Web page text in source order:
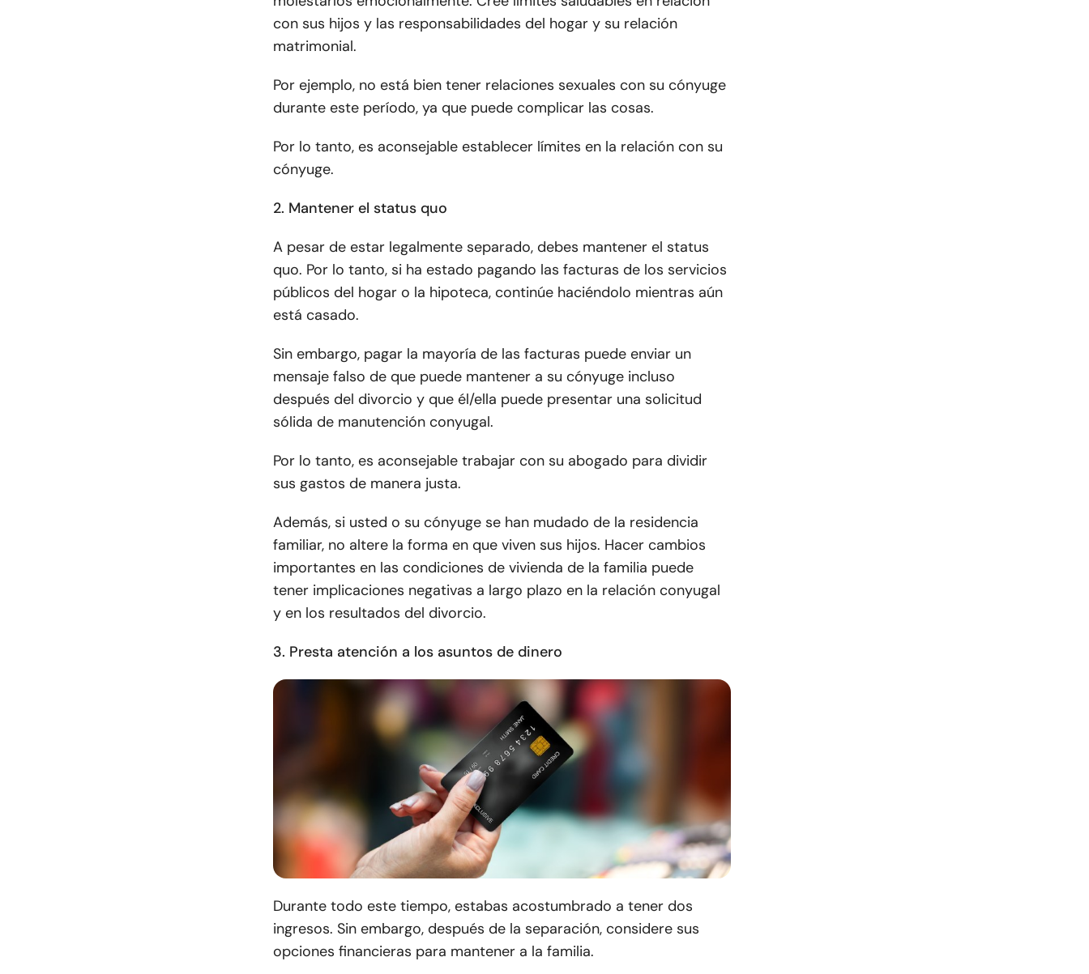
con sus hijos y las responsabilidades del hogar y su relación
matrimonial.
Por ejemplo, no está bien tener relaciones sexuales con su cónyuge
durante este período, ya que puede complicar las cosas.
Por lo tanto, es aconsejable establecer límites en la relación con su
cónyuge.
2. Mantener el status quo
A pesar de estar legalmente separado, debes mantener el status
quo. Por lo tanto, si ha estado pagando las facturas de los servicios
públicos del hogar o la hipoteca, continúe haciéndolo mientras aún
está casado.
Sin embargo, pagar la mayoría de las facturas puede enviar un
mensaje falso de que puede mantener a su cónyuge incluso
después del divorcio y que él/ella puede presentar una solicitud
sólida de manutención conyugal.
Por lo tanto, es aconsejable trabajar con su abogado para dividir
sus gastos de manera justa.
Además, si usted o su cónyuge se han mudado de la residencia
familiar, no altere la forma en que viven sus hijos. Hacer cambios
importantes en las condiciones de vivienda de la familia puede
tener implicaciones negativas a largo plazo en la relación conyugal
y en los resultados del divorcio.
3. Presta atención a los asuntos de dinero
Durante todo este tiempo, estabas acostumbrado a tener dos
ingresos. Sin embargo, después de la separación, considere sus
opciones financieras para mantener a la familia.